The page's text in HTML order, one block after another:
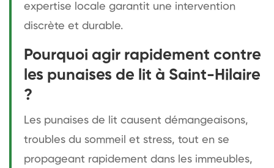
expertise locale garantit une intervention
discrète et durable.
Pourquoi agir rapidement contre
les punaises de lit à Saint-Hilaire
?
Les punaises de lit causent démangeaisons,
troubles du sommeil et stress, tout en se
propageant rapidement dans les immeubles,